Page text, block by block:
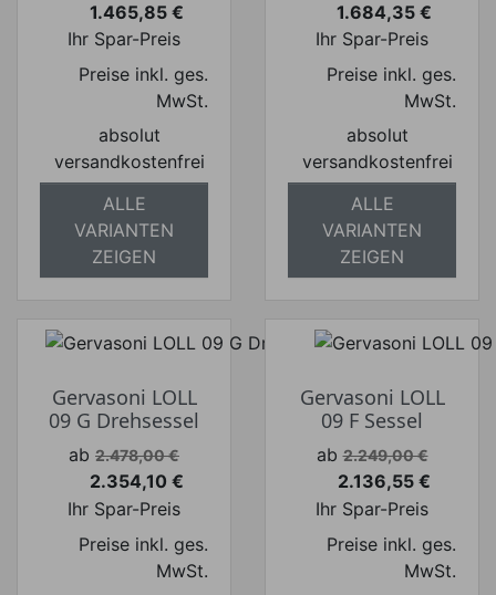
Preis
1.465,85 €
Ihr Spar-Preis
Preise inkl. ges.
MwSt.
absolut
versandkostenfrei
ALLE
VARIANTEN
ZEIGEN
Preis
1.684,35 €
Ihr Spar-Preis
Preise inkl. ges.
MwSt.
absolut
versandkostenfrei
ALLE
VARIANTEN
ZEIGEN
Gervasoni LOLL
09 G Drehsessel
Verkaufspreis
ab 2.478,00 €
Preis
2.354,10 €
Ihr Spar-Preis
Preise inkl. ges.
MwSt.
Gervasoni LOLL
09 F Sessel
Verkaufspreis
ab 2.249,00 €
Preis
2.136,55 €
Ihr Spar-Preis
Preise inkl. ges.
MwSt.